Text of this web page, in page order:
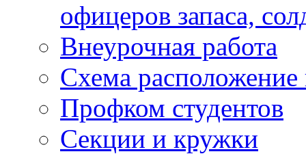
офицеров запаса,
Внеурочная работа
Схема расположение
Профком студентов
Секции и кружки